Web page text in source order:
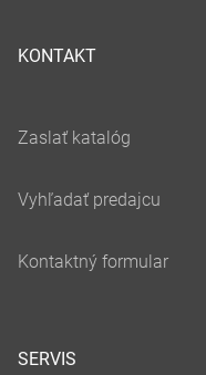
KONTAKT
SERVIS